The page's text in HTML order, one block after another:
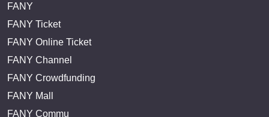
FANY
FANY Ticket
FANY Online Ticket
FANY Channel
FANY Crowdfunding
FANY Mall
FANY Commu